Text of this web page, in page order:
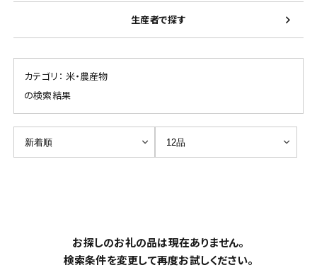
生産者で探す
カテゴリ： 米・農産物
の検索結果
お探しのお礼の品は現在ありません。
検索条件を変更して再度お試しください。